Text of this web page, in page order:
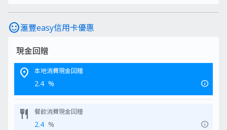
格」
2026年9月30日
獎賞先到先得，送完即止
如何領取MoneyHero獨家優惠？
收到獎賞換領表格後7日內
及遞交較早前經電郵發出之「獎賞
編號格式: 12位數字 (例子:
指定信用卡成功獲批後7日內：填
寫此
sentiment_satisfied滙豐easy信用卡優惠
現金回贈
location_on 本地消費現金回贈
2.4 % info
restaurant 餐飲消費現金回贈
2.4 % info